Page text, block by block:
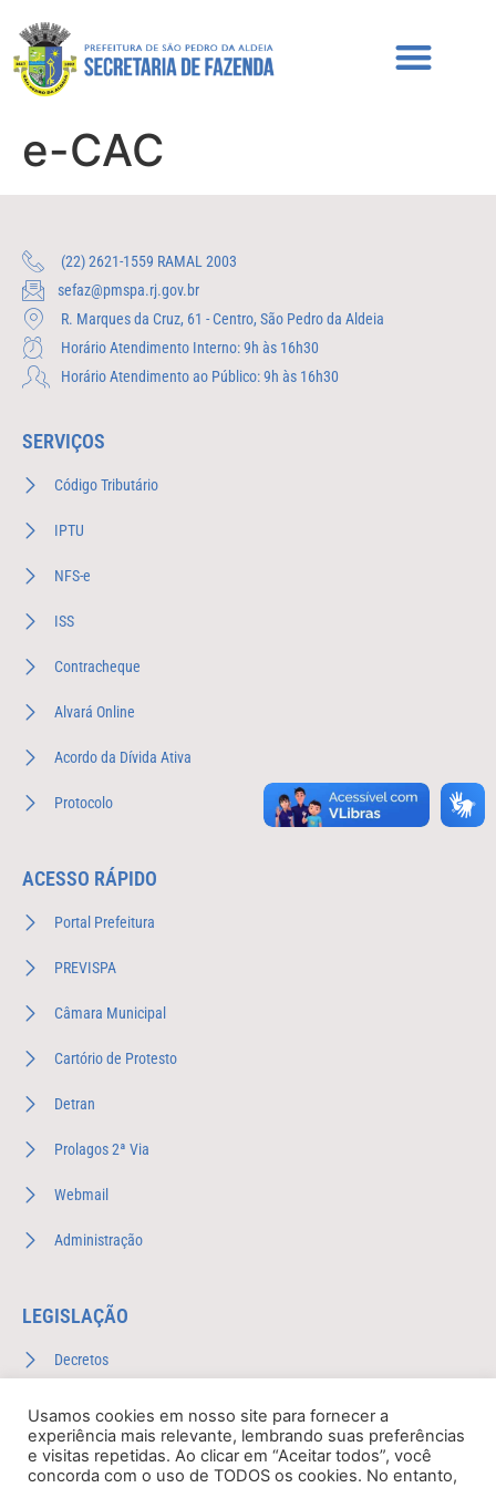
e-CAC
(22) 2621-1559 RAMAL 2003
sefaz@pmspa.rj.gov.br
R. Marques da Cruz, 61 - Centro, São Pedro da Aldeia
Horário Atendimento Interno: 9h às 16h30
Horário Atendimento ao Público: 9h às 16h30
SERVIÇOS
Código Tributário
IPTU
NFS-e
ISS
Contracheque
Alvará Online
Acordo da Dívida Ativa
Protocolo
ACESSO RÁPIDO
Portal Prefeitura
PREVISPA
Câmara Municipal
Cartório de Protesto
Detran
Prolagos 2ª Via
Webmail
Administração
LEGISLAÇÃO
Decretos
Leis Complementares
Leis Ordinárias
Usamos cookies em nosso site para fornecer a
experiência mais relevante, lembrando suas preferências
e visitas repetidas. Ao clicar em “Aceitar todos”, você
concorda com o uso de TODOS os cookies. No entanto,